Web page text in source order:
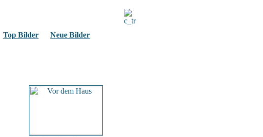
Top Bilder Neue Bilder